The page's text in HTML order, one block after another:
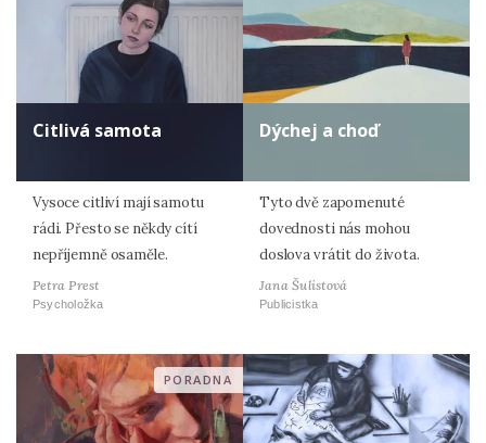
Citlivá samota
Vysoce citliví mají samotu
rádi. Přesto se někdy cítí
nepříjemně osaměle.
Petra Prest
Psycholožka
Dýchej a choď
Tyto dvě zapomenuté
dovednosti nás mohou
doslova vrátit do života.
Jana Šulistová
Publicistka
PORADNA